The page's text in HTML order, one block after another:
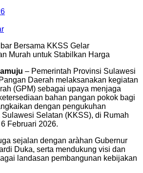
– Pemerintah Provinsi Sulawesi
Daerah melaksanakan kegiatan
(GPM) sebagai upaya menjaga
bahan pangan pokok bagi
dengan pengukuhan
Selatan (KKSS), di Rumah
Februari 2026.
sejalan dengan aràhan Gubernur
Duka, serta mendukung visi dan
landasan pembangunan kebijakan